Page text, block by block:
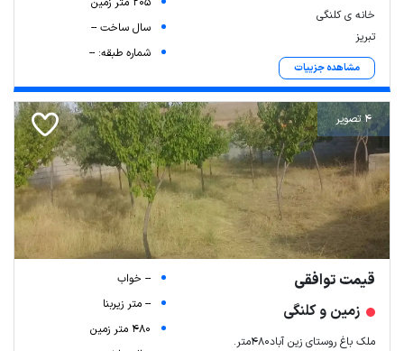
خانه ی کلنگی
تبریز
مشاهده جزییات
سال ساخت --
شماره طبقه: --
4 تصویر
قیمت توافقی
زمین و کلنگی
ملک باغ روستای زین آباد480متر.
-- خواب
-- متر زیربنا
480 متر زمین